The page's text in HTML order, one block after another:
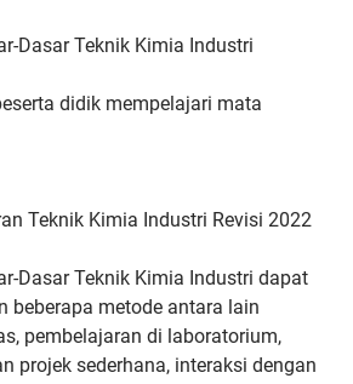
Dasar Teknik Kimia Industri
didik mempelajari mata
Teknik Kimia Industri Revisi 2022
Dasar Teknik Kimia Industri dapat
beberapa metode antara lain
pembelajaran di laboratorium,
projek sederhana, interaksi dengan